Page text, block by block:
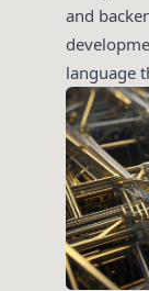
and
language